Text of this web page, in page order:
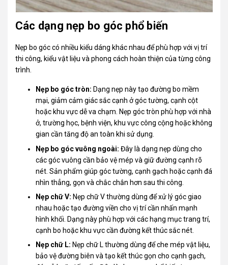
Các dạng nẹp bo góc phổ biến
Nẹp bo góc có nhiều kiểu dáng khác nhau để phù hợp với vị trí
thi công, kiểu vật liệu và phong cách hoàn thiện của từng công
trình.
Nẹp bo góc tròn: Dạng nẹp này tạo đường bo mềm
mại, giảm cảm giác sắc cạnh ở góc tường, cạnh cột
hoặc khu vực dễ va chạm. Nẹp góc tròn phù hợp với nhà
ở, trường học, bệnh viện, khu vực công cộng hoặc không
gian cần tăng độ an toàn khi sử dụng.
Nẹp bo góc vuông ngoài: Đây là dạng nẹp dùng cho
các góc vuông cần bảo vệ mép và giữ đường cạnh rõ
nét. Sản phẩm giúp góc tường, cạnh gạch hoặc cạnh đá
nhìn thẳng, gọn và chắc chắn hơn sau thi công.
Nẹp chữ V: Nẹp chữ V thường dùng để xử lý góc giao
nhau hoặc tạo đường viền cho vị trí cần nhấn mạnh
hình khối. Dạng này phù hợp với các hạng mục trang trí,
cạnh bo hoặc khu vực cần đường kết thúc sắc nét.
Nẹp chữ L: Nẹp chữ L thường dùng để che mép vật liệu,
bảo vệ đường biên và tạo kết thúc gọn cho cạnh gạch,